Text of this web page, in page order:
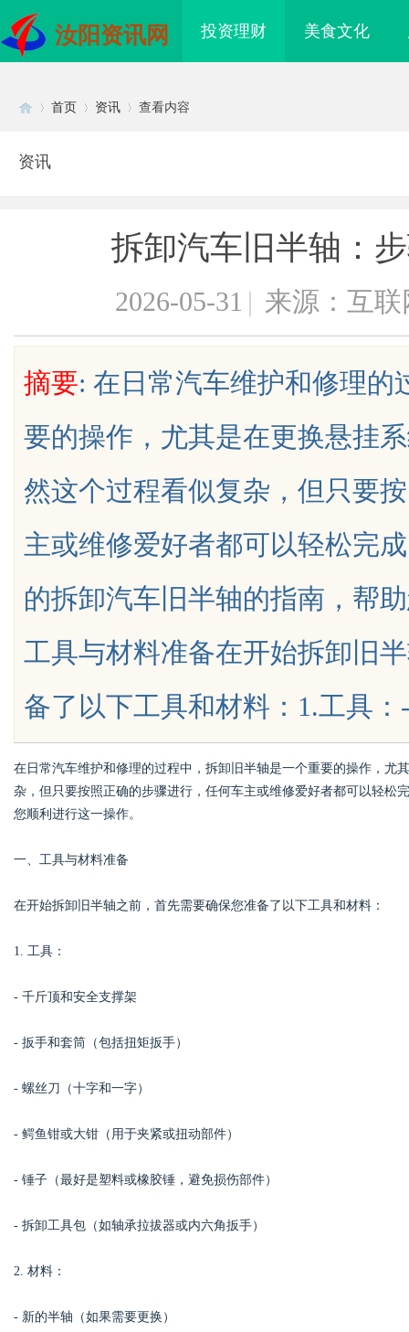
汝阳资讯网 投资理财 美食文化
uz
首页 资讯 查看内容
资讯
拆卸汽车旧半轴：
2026-05-31 | 来源：互联
摘要: 在日常汽车维护和修理的
要的操作，尤其是在更换悬挂
然这个过程看似复杂，但只要
主或维修爱好者都可以轻松完
的拆卸汽车旧半轴的指南，帮
工具与材料准备在开始拆卸旧
备了以下工具和材料：1.工具
在日常汽车维护和修理的过程中，拆卸旧半轴是一个重要的操作，尤
杂，但只要按照正确的步骤进行，任何车主或维修爱好者都可以轻松
您顺利进行这一操作。
一、工具与材料准备
在开始拆卸旧半轴之前，首先需要确保您准备了以下工具和材料：
1. 工具：
- 千斤顶和安全支撑架
- 扳手和套筒（包括扭矩扳手）
- 螺丝刀（十字和一字）
- 鳄鱼钳或大钳（用于夹紧或扭动部件）
- 锤子（最好是塑料或橡胶锤，避免损伤部件）
- 拆卸工具包（如轴承拉拔器或内六角扳手）
2. 材料：
- 新的半轴（如果需要更换）